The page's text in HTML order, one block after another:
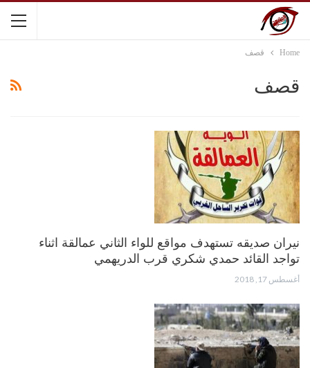
Home قصف
قصف
نيران صديقه تستهدف مواقع للواء الثاني عمالقة اثناء
تواجد القائد حمدي شكري قرب الدريهمي
أغسطس 17, 2018